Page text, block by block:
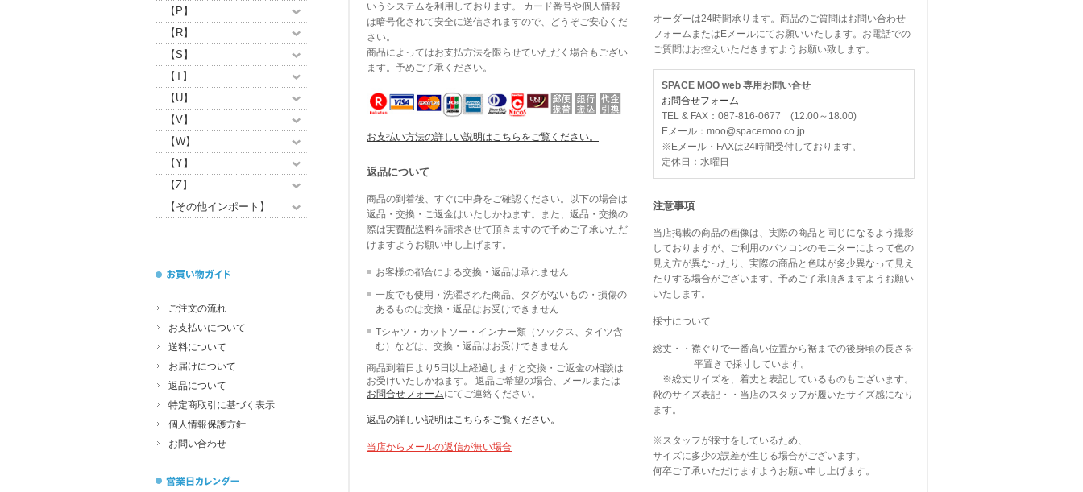
【P】
【R】
【S】
【T】
【U】
【V】
【W】
【Y】
【Z】
【その他インポート】
ご注文の流れ
お支払いについて
送料について
お届けについて
返品について
特定商取引に基づく表示
個人情報保護方針
お問い合わせ
いうシステムを利用しております。 カード番号や個人情報
は暗号化されて安全に送信されますので、どうぞご安心くだ
さい。
商品によってはお支払方法を限らせていただく場合もござい
ます。予めご了承ください。
お支払い方法の詳しい説明はこちらをご覧ください。
返品について
商品の到着後、すぐに中身をご確認ください。以下の場合は
返品・交換・ご返金はいたしかねます。また、返品・交換の
際は実費配送料を請求させて頂きますので予めご了承いただ
けますようお願い申し上げます。
お客様の都合による交換・返品は承れません
一度でも使用・洗濯された商品、タグがないもの・損傷の
あるものは交換・返品はお受けできません
Tシャツ・カットソー・インナー類（ソックス、タイツ含
む）などは、交換・返品はお受けできません
商品到着日より5日以上経過しますと交換・ご返金の相談は
お受けいたしかねます。 返品ご希望の場合、メールまたは
お問合せフォームにてご連絡ください。
返品の詳しい説明はこちらをご覧ください。
当店からメールの返信が無い場合
オーダーは24時間承ります。商品のご質問はお問い合わせ
フォームまたはEメールにてお願いいたします。お電話での
ご質問はお控えいただきますようお願い致します。
SPACE MOO web 専用お問い合せ
お問合せフォーム
TEL & FAX：087-816-0677 (12:00～18:00)
Eメール：moo@spacemoo.co.jp
※Eメール・FAXは24時間受付しております。
定休日：水曜日
注意事項
当店掲載の商品の画像は、実際の商品と同じになるよう撮影
しておりますが、ご利用のパソコンのモニターによって色の
見え方が異なったり、実際の商品と色味が多少異なって見え
たりする場合がございます。予めご了承頂きますようお願い
いたします。
採寸について
総丈・・襟ぐりで一番高い位置から裾までの後身頃の長さを
平置きで採寸しています。
※総丈サイズを、着丈と表記しているものもございます。
靴のサイズ表記・・当店のスタッフが履いたサイズ感になり
ます。
※スタッフが採寸をしているため、
サイズに多少の誤差が生じる場合がございます。
何卒ご了承いただけますようお願い申し上げます。